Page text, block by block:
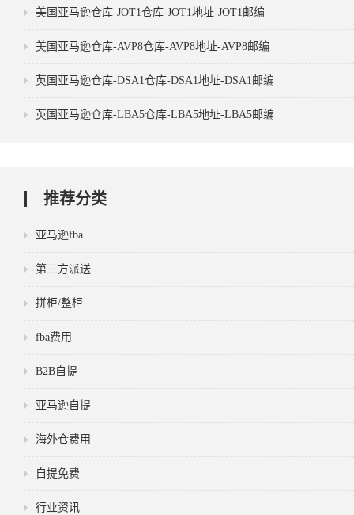
美国亚马逊仓库-JOT1仓库-JOT1地址-JOT1邮编
美国亚马逊仓库-AVP8仓库-AVP8地址-AVP8邮编
英国亚马逊仓库-DSA1仓库-DSA1地址-DSA1邮编
英国亚马逊仓库-LBA5仓库-LBA5地址-LBA5邮编
推荐分类
亚马逊fba
第三方派送
拼柜/整柜
fba费用
B2B自提
亚马逊自提
海外仓费用
自提免费
行业资讯